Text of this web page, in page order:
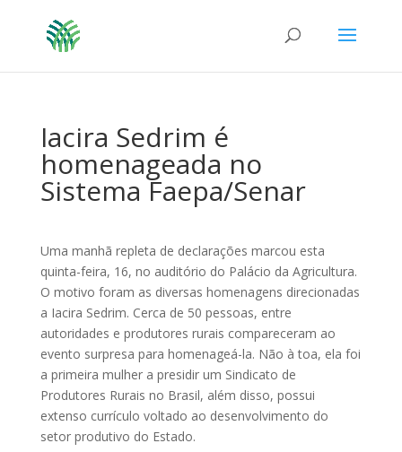
Iacira Sedrim é
homenageada no
Sistema Faepa/Senar
Uma manhã repleta de declarações marcou esta
quinta-feira, 16, no auditório do Palácio da Agricultura.
O motivo foram as diversas homenagens direcionadas
a Iacira Sedrim. Cerca de 50 pessoas, entre
autoridades e produtores rurais compareceram ao
evento surpresa para homenageá-la. Não à toa, ela foi
a primeira mulher a presidir um Sindicato de
Produtores Rurais no Brasil, além disso, possui
extenso currículo voltado ao desenvolvimento do
setor produtivo do Estado.